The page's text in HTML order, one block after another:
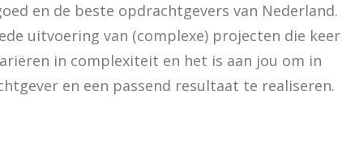
en de beste opdrachtgevers van Nederland.
uitvoering van (complexe) projecten die keer
in complexiteit en het is aan jou om in
en een passend resultaat te realiseren.